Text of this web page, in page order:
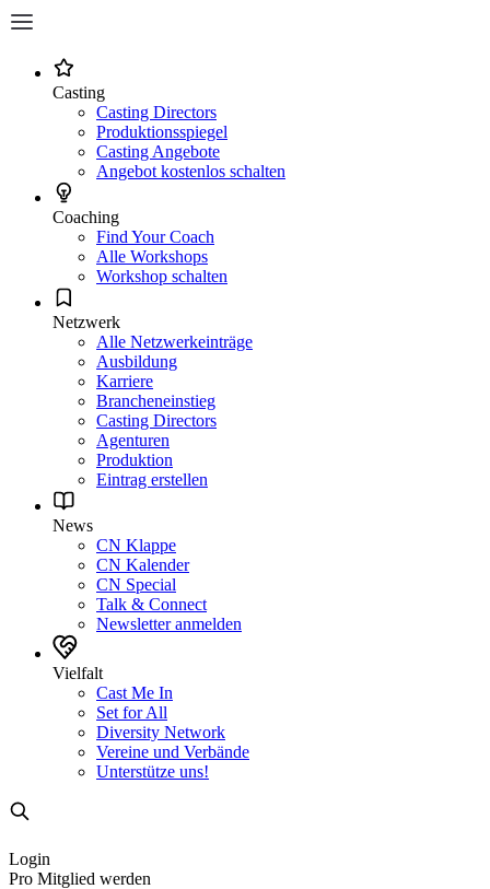
Casting
Casting Directors
Produktionsspiegel
Casting Angebote
Angebot kostenlos schalten
Coaching
Find Your Coach
Alle Workshops
Workshop schalten
Netzwerk
Alle Netzwerkeinträge
Ausbildung
Karriere
Brancheneinstieg
Casting Directors
Agenturen
Produktion
Eintrag erstellen
News
CN Klappe
CN Kalender
CN Special
Talk & Connect
Newsletter anmelden
Vielfalt
Cast Me In
Set for All
Diversity Network
Vereine und Verbände
Unterstütze uns!
Login
Pro Mitglied werden